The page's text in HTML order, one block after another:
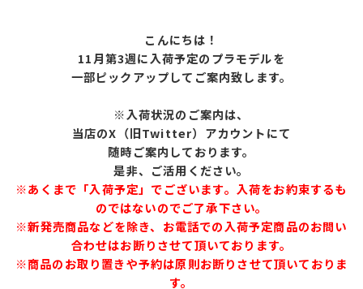
こんにちは！
11月第3週に入荷予定のプラモデルを
一部ピックアップしてご案内致します。
※入荷状況のご案内は、
当店のX（旧Twitter）アカウントにて
随時ご案内しております。
是非、ご活用ください。
※あくまで「入荷予定」でございます。入荷をお約束するも
のではないのでご了承下さい。
※新発売商品などを除き、お電話での入荷予定商品のお問い
合わせはお断りさせて頂いております。
※商品のお取り置きや予約は原則お断りさせて頂いておりま
す。